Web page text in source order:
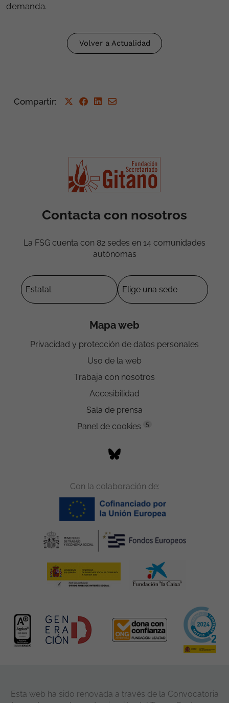
demanda.
Volver a Actualidad
Compartir:
Contacta con nosotros
La FSG cuenta con 82 sedes en 14 comunidades
autónomas
Mapa web
Privacidad y protección de datos personales
Uso de la web
Trabaja con nosotros
Accesibilidad
Sala de prensa
Panel de cookies
5
Con la colaboración de:
Esta web ha sido renovada a través de la Convocatoria